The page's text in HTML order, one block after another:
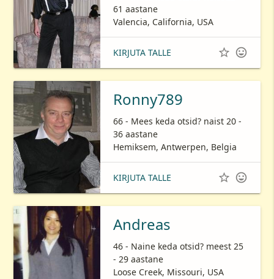
61 aastane
Valencia, California, USA
KIRJUTA TALLE  
Ronny789
66 - Mees keda otsid? naist 20 -
36 aastane
Hemiksem, Antwerpen, Belgia
KIRJUTA TALLE  
Andreas
46 - Naine keda otsid? meest 25
- 29 aastane
Loose Creek, Missouri, USA